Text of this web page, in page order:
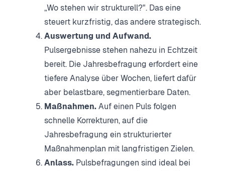
„Wo stehen wir strukturell?". Das eine
steuert kurzfristig, das andere strategisch.
Auswertung und Aufwand.
Pulsergebnisse stehen nahezu in Echtzeit
bereit. Die Jahresbefragung erfordert eine
tiefere Analyse über Wochen, liefert dafür
aber belastbare, segmentierbare Daten.
Maßnahmen.Auf einen Puls folgen
schnelle Korrekturen, auf die
Jahresbefragung ein strukturierter
Maßnahmenplan mit langfristigen Zielen.
Anlass. Pulsbefragungen sind ideal bei